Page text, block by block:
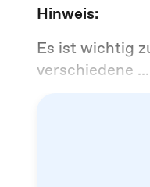
Hinweis:
Es ist wichtig
verschiedene ...